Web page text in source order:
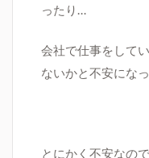
ったり…
会社で仕事をして
ないかと不安にな
とにかく不安なの